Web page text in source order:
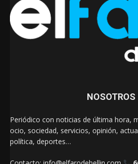
NOSOTROS
Periódico con noticias de última hora,
ocio, sociedad, servicios, opinión,
política, deportes…